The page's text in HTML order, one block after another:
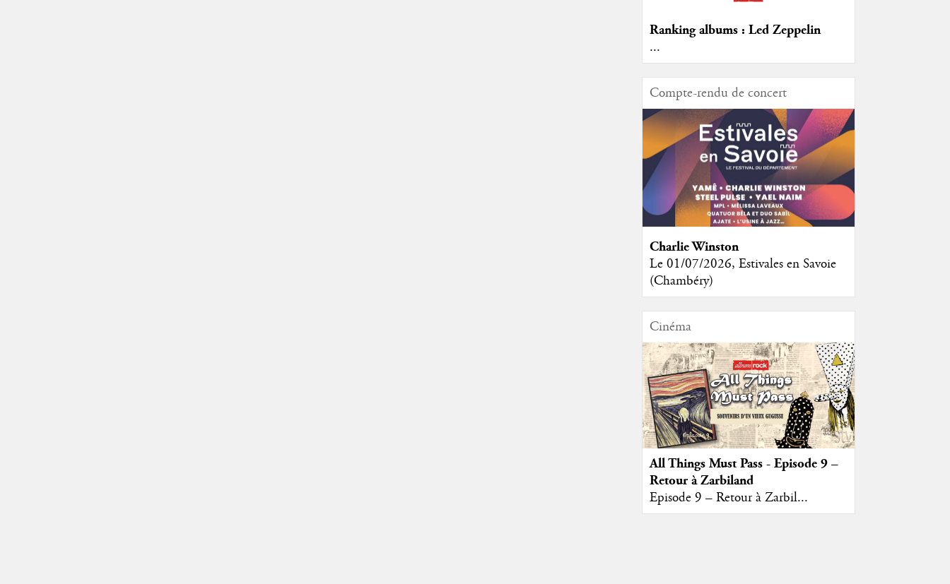
Ranking albums : Led Zeppelin
...
Compte-rendu de concert
Charlie Winston
Le 01/07/2026, Estivales en Savoie
(Chambéry)
Cinéma
All Things Must Pass - Episode 9 –
Retour à Zarbiland
Episode 9 – Retour à Zarbil...